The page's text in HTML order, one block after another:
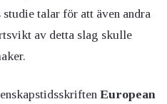
talar för att även andra
av detta slag skulle
European